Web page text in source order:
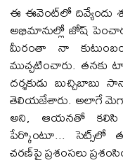
ఈ ఈవెంట్‌లో దివ్యేందు
అభిమానుల్లో జోష్
మీరంతా నా
ముచ్చటించారు.
దర్శకుడు బుచ్చిబాబు
తెలియజేశారు. అలాగే మెగా
అని, ఆయనతో కలిసి
పేర్కొంటూ... సెట్స్‌లో
చరణ్‌పై ప్రశంసలు